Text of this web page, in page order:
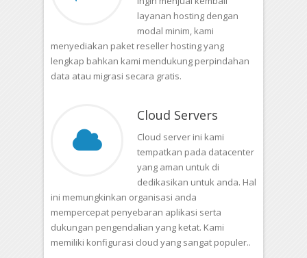
layanan hosting dengan
modal minim, kami
menyediakan paket reseller hosting yang
lengkap bahkan kami mendukung perpindahan
data atau migrasi secara gratis.
Cloud Servers
Cloud server ini kami
tempatkan pada datacenter
yang aman untuk di
dedikasikan untuk anda. Hal
ini memungkinkan organisasi anda
mempercepat penyebaran aplikasi serta
dukungan pengendalian yang ketat. Kami
memiliki konfigurasi cloud yang sangat populer..